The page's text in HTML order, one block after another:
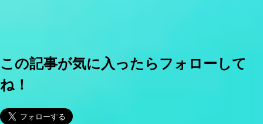
この記事が気に入ったらフォローして
ね！